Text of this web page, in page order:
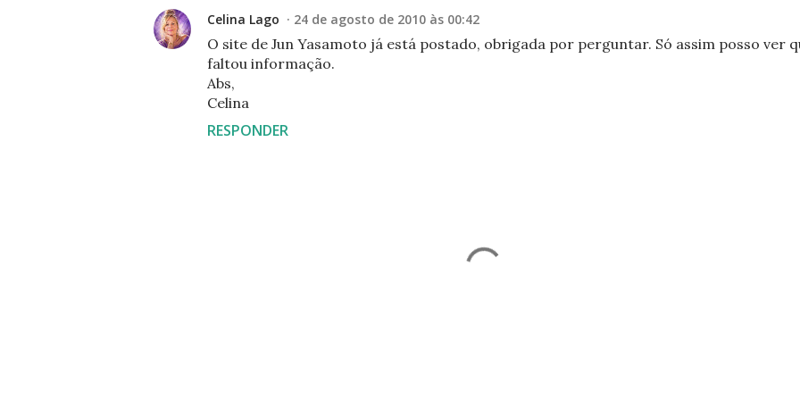
Celina Lago 24 de agosto de 2010 às 00:42
O site de Jun Yasamoto já está postado, obrigada por perguntar. Só assim posso ver
faltou informação.
Abs,
Celina
RESPONDER